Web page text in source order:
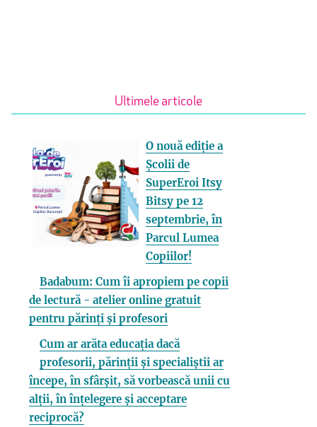
Ultimele articole
O nouă ediție a
Școlii de
SuperEroi Itsy
Bitsy pe 12
septembrie, în
Parcul Lumea
Copiilor!
Badabum: Cum îi apropiem pe copii
de lectură - atelier online gratuit
pentru părinți și profesori
Cum ar arăta educația dacă
profesorii, părinții și specialiștii ar
începe, în sfârșit, să vorbească unii cu
alții, în înțelegere și acceptare
reciprocă?